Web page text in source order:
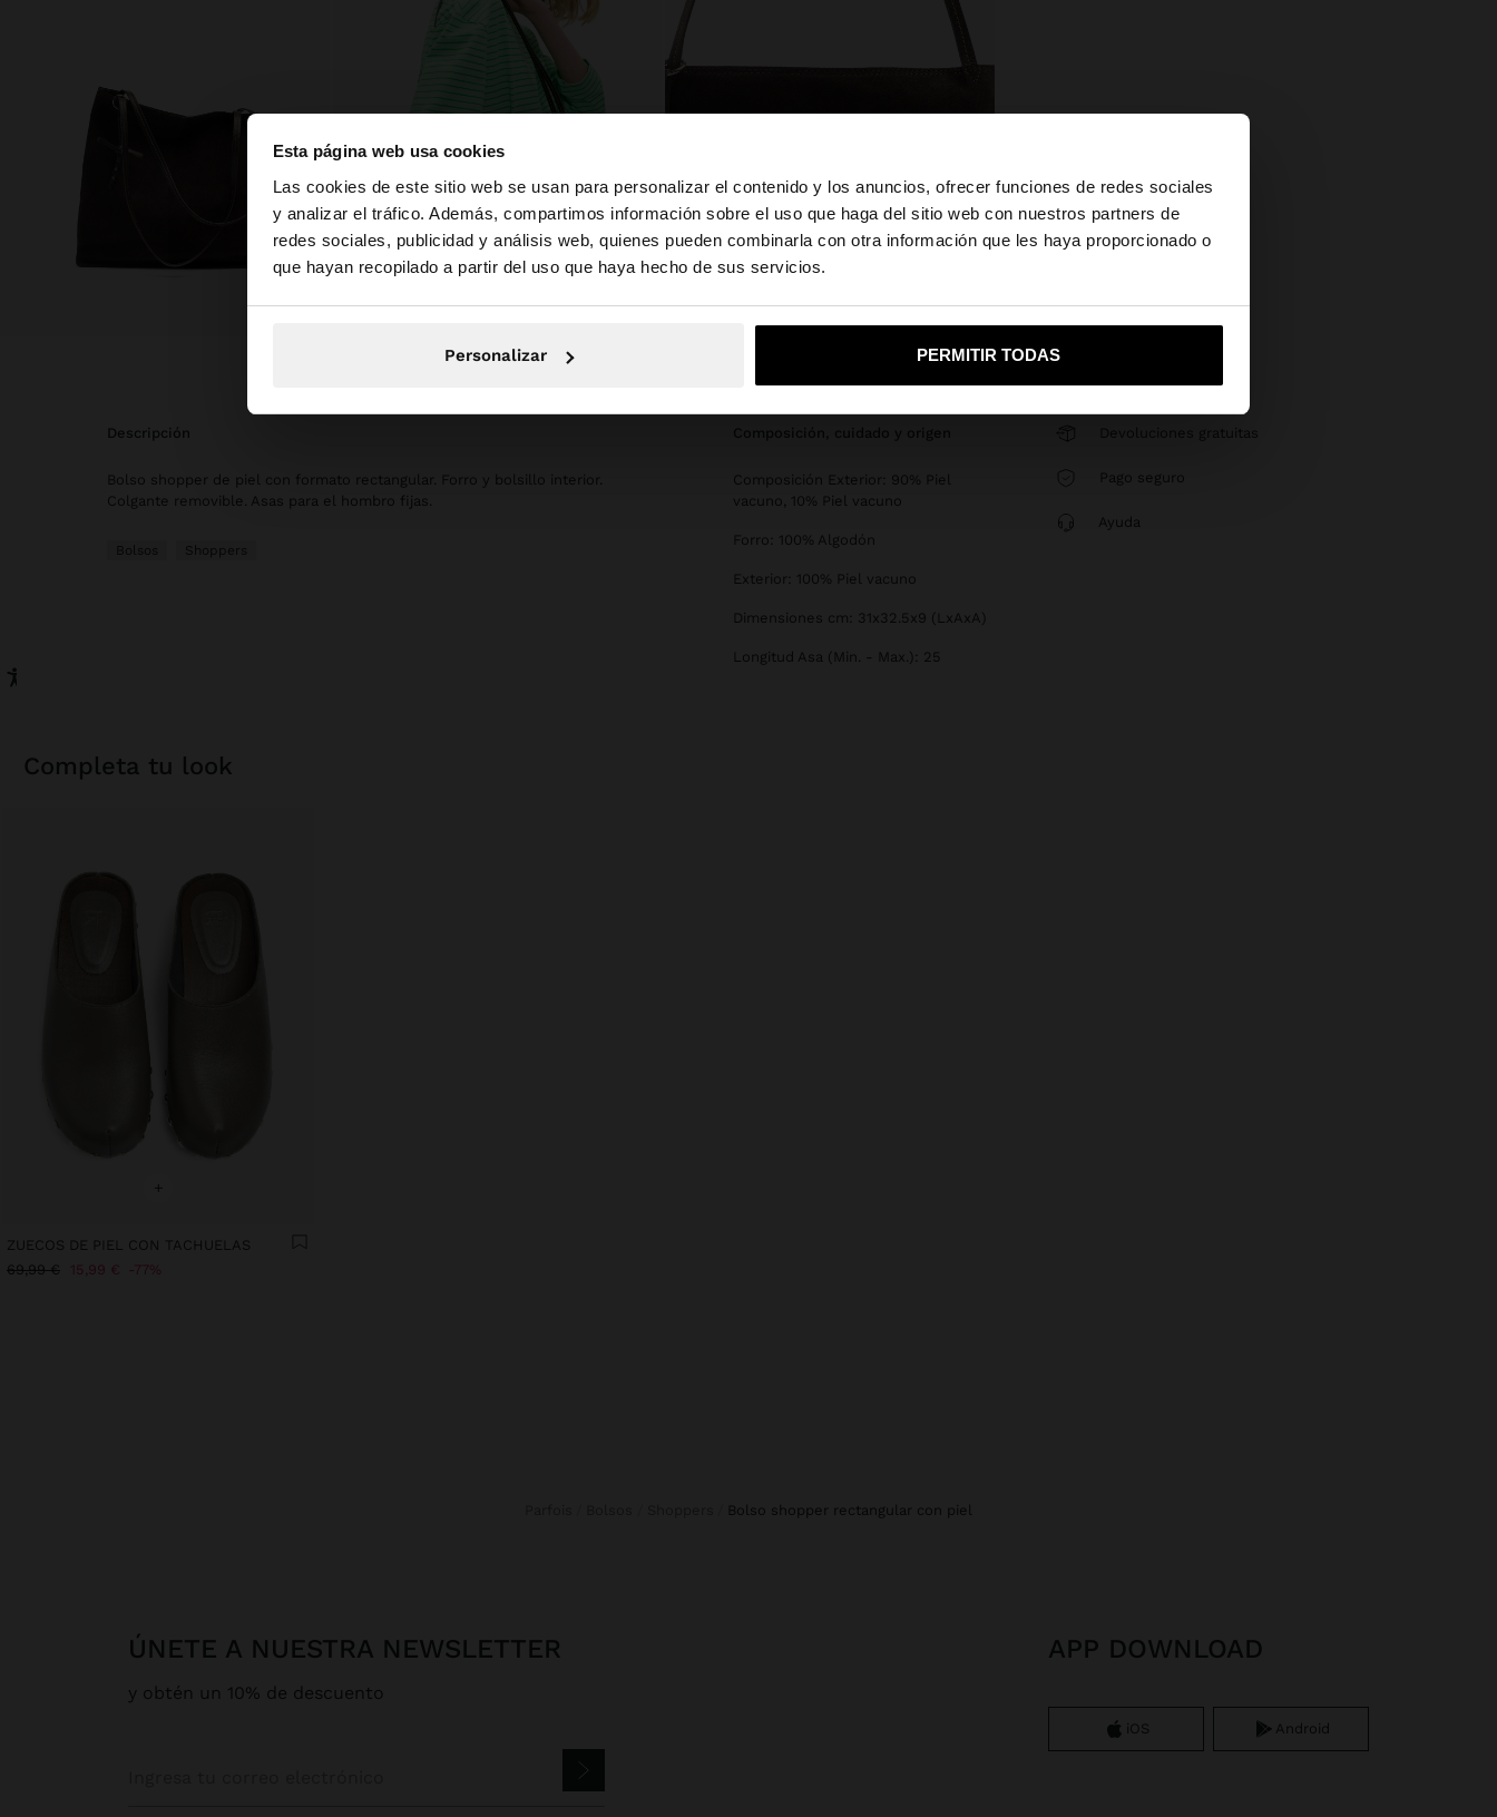
Esta página web usa cookies
Las cookies de este sitio web se usan para personalizar el contenido y los anuncios, ofrecer funciones de redes sociales
y analizar el tráfico. Además, compartimos información sobre el uso que haga del sitio web con nuestros partners de
redes sociales, publicidad y análisis web, quienes pueden combinarla con otra información que les haya proporcionado o
que hayan recopilado a partir del uso que haya hecho de sus servicios.
Personalizar PERMITIR TODAS
hola ×
Estás accediendo a la web de España. ¿Quieres ir a la web de United States?
No, continuar en la web de España Sí, llévame a United States
descripción
Bolso shopper de piel con formato rectangular. Forro y bolsillo interior.
Colgante removible. Asas para el hombro fijas.
Bolsos Shoppers
Composición Exterior: 90% Piel
vacuno, 10% Piel vacuno
Forro: 100% Algodón
Exterior: 100% Piel vacuno
Dimensiones cm: 31x32.5x9 (LxAxA)
Longitud Asa (Min. - Max.): 25
Devoluciones gratuitas
Pago seguro
Ayuda
completa tu look
+
ZUECOS DE PIEL CON TACHUELAS
69,99 € 15,99 € 77%
bolso shopper rectangular con piel
ÚNETE A NUESTRA NEWSLETTER
y obtén un 10% de descuento
APP DOWNLOAD
iOS Android